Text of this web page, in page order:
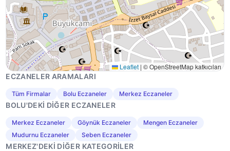
Leaflet | © OpenStreetMap katkıcıları
ECZANELER ARAMALARI
Tüm Firmalar Bolu Eczaneler Merkez Eczaneler
BOLU'DEKI DIĞER ECZANELER
Merkez Eczaneler Göynük Eczaneler
Mengen Eczaneler
Mudurnu Eczaneler
Seben Eczaneler
MERKEZ'DEKI DIĞER KATEGORILER